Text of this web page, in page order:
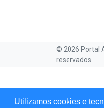
Utilizamos cookies e
© 2026 Portal
reservados.